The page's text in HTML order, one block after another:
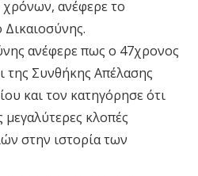
χρόνων, ανέφερε το
Δικαιοσύνης.
ανέφερε πως ο 47χρονος
της Συνθήκης Απέλασης
και τον κατηγόρησε ότι
μεγαλύτερες κλοπές
στην ιστορία των